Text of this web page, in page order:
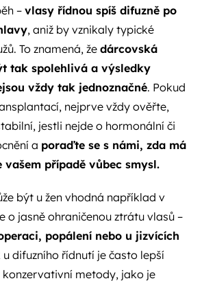
–vlasy řídnou spíš difuzně po
, aniž by vznikaly typické
To znamená, žedárcovská
tak spolehlivá a výsledky
vždy tak jednoznačné. Pokud
nejprve vždy ověřte,
jestli nejde o hormonální či
a poraďte se s námi, zda má
případě vůbec smysl.
být u žen vhodná například v
o jasně ohraničenou ztrátu vlasů –
popálení nebo u jizvících
difuzního řídnutí je často lepší
konzervativní metody, jako je